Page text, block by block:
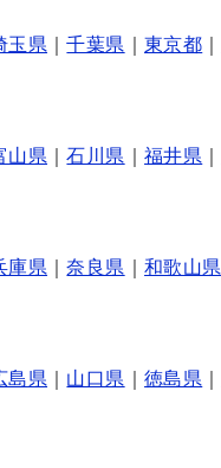
玉県 ｜千葉県 ｜東京都
山県 ｜石川県 ｜福井県
庫県 ｜奈良県 ｜和歌山県
島県 山口県 ｜徳島県